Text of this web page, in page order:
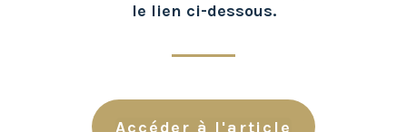
le lien ci-dessous.
Accéder à l'article